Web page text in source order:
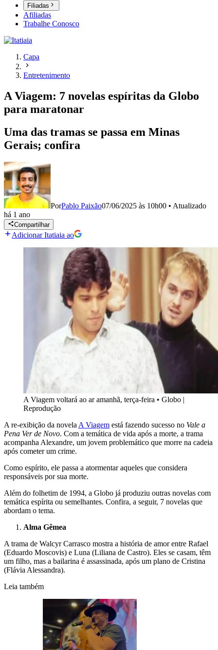
Filiadas
Afiliadas
Trabalhe Conosco
Capa
Entretenimento
A Viagem: 7 novelas espíritas da Globo
para maratonar
Uma das tramas se passa em Minas
Gerais; confira
PorPablo Paixão07/06/2025 às 10h00 • Atualizado
há 1 ano
Compartilhar
Adicionar Itatiaia ao
A Viagem voltará ao ar amanhã, terça-feira • Globo |
Reprodução
A re-exibição da novela A Viagem está fazendo sucesso no Vale a
Pena Ver de Novo. Com a temática de vida após a morte, a trama
acompanha Alexandre, um jovem problemático que morre na cadeia
após cometer um crime.
Como espírito, ele passa a atormentar aqueles que considera
responsáveis por sua morte.
Além do folhetim de 1994, a Globo já produziu outras novelas com
temática espírita ou semelhantes. Confira, a seguir, 7 novelas que
abordam o tema.
Alma Gêmea
A trama de Walcyr Carrasco mostra a história de amor entre Rafael
(Eduardo Moscovis) e Luna (Liliana de Castro). Eles se casam, têm
um filho, mas a bailarina é assassinada, após um plano de Cristina
(Flávia Alessandra).
Leia também